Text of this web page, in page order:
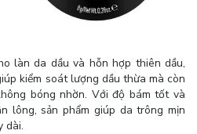
làn da dầu và hỗn hợp thiên dầu,
kiểm soát lượng dầu thừa mà còn
bóng nhờn. Với độ bám tốt và
lông, sản phẩm giúp da trông mịn
dài.